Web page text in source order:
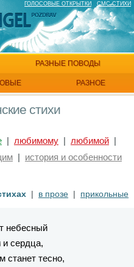
ГОЛОСОВЫЕ ОТКРЫТКИ СМС СТИХИ
РАЗНЫЕ ПОВОДЫ
РАЗНОЕ
стихи
| любимому| любимой|
| история и особенности
| в прозе | прикольные
небесный
сердца,
тесно,